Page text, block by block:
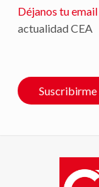
Déjanos tu email
actualidad CEA
Suscribirme